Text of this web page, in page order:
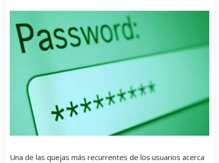
Una de las quejas más recurrentes de los usuarios acerca